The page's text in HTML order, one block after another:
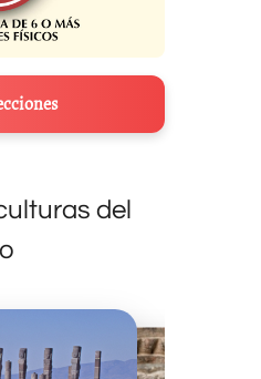
del